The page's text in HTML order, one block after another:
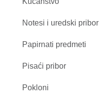
Notesi i uredski pribor
Papirnati predmeti
Pisaći pribor
Pokloni